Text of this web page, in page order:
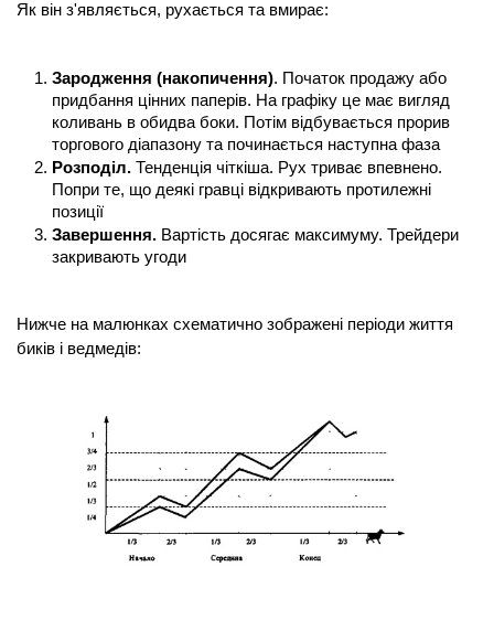
Як він з'являється, рухається та вмирає:
Зародження (накопичення). Початок продажу або
придбання цінних паперів. На графіку це має вигляд
коливань в обидва боки. Потім відбувається прорив
торгового діапазону та починається наступна фаза
Розподіл. Тенденція чіткіша. Рух триває впевнено.
Попри те, що деякі гравці відкривають протилежні
позиції
Завершення. Вартість досягає максимуму. Трейдери
закривають угоди
Нижче на малюнках схематично зображені періоди життя
биків і ведмедів: